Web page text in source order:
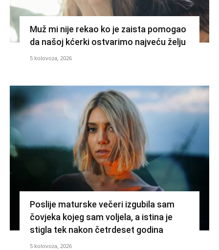
Muž mi nije rekao ko je zaista pomogao
da našoj kćerki ostvarimo najveću želju
5 kolovoza, 2026
Poslije maturske večeri izgubila sam
čovjeka kojeg sam voljela, a istina je
stigla tek nakon četrdeset godina
5 kolovoza, 2026